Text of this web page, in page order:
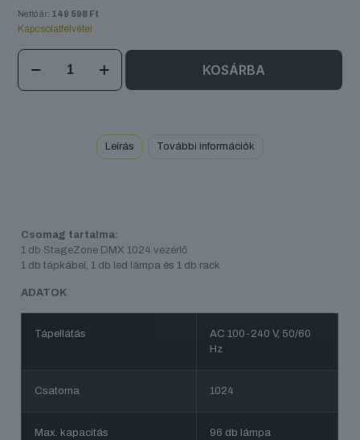
Nettó ár: 149 598 Ft
Kapcsolatfelvétel
DMX
1024
vezérlő
KOSÁRBA
Leírás További információk
Csomag tartalma:
1 db StageZone DMX 1024 vezérlő
1 db tápkábel, 1 db led lámpa és 1 db rack
ADATOK
Tápellátás
AC 100-240 V, 50/60
Hz
Csatorna 1024
Max. kapacitás 96 db lámpa